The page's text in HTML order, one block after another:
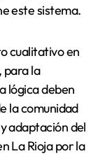
este sistema.
cualitativo en
para la
lógica deben
la comunidad
adaptación del
La Rioja por la